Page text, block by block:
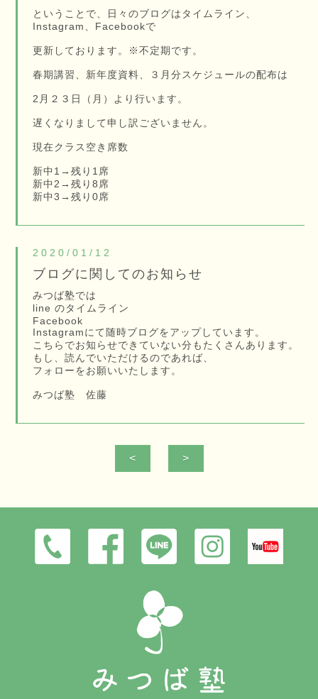
ということで、日々のブログはタイムライン、
Instagram、Facebookで
更新しております。※不定期です。
春期講習、新年度資料、３月分スケジュールの配布は
2月２３日（月）より行います。
遅くなりまして申し訳ございません。
現在クラス空き席数
新中1→残り1席
新中2→残り8席
新中3→残り0席
2020/01/12
ブログに関してのお知らせ
みつば塾では
line のタイムライン
Facebook
Instagramにて随時ブログをアップしています。
こちらでお知らせできていない分もたくさんあります。
もし、読んでいただけるのであれば、
フォローをお願いいたします。
みつば塾 佐藤
< >